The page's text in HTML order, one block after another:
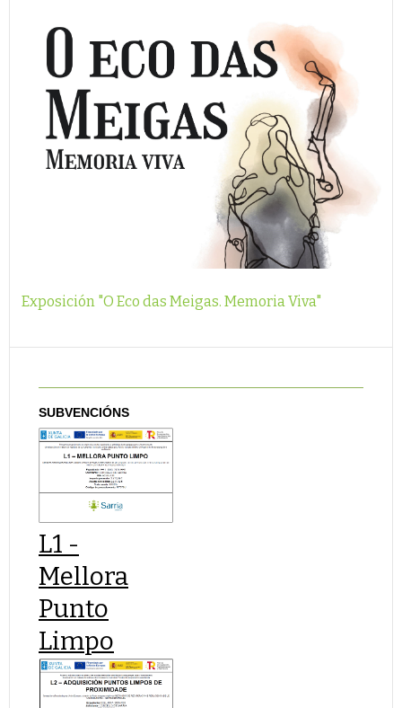
Exposición "O Eco das Meigas. Memoria Viva"
SUBVENCIÓNS
L1 -
Mellora
Punto
Limpo